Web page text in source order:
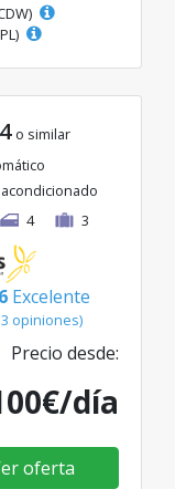
o similar
4 3
Excelente
opiniones)
Precio desde:
día
oferta